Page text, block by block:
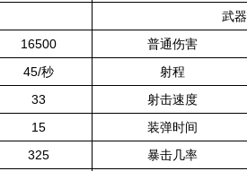
武
16500
普通伤害
45/秒
射程
33
射击速度
15
装弹时间
325
暴击几率